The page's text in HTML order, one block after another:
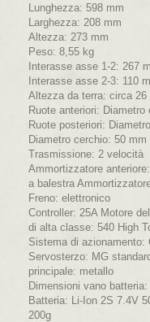
Lunghezza: 598 mm
Larghezza: 208 mm
Altezza: 273 mm
Peso: 8,55 kg
Interasse asse 1-2: 267
Interasse asse 2-3: 110
Altezza da terra: circa 26
Ruote anteriori:
Ruote posteriori:
Diametro cerchio: 50 mm
Trasmissione: 2 velocità
Ammortizzatore
a balestra
Freno: elettronico
Controller: 25A Motore
di alta classe: 540 High
Sistema di azionamento:
Servosterzo: MG
principale: metallo
Dimensioni vano
Batteria: Li-Ion 2S 7.4V
200g